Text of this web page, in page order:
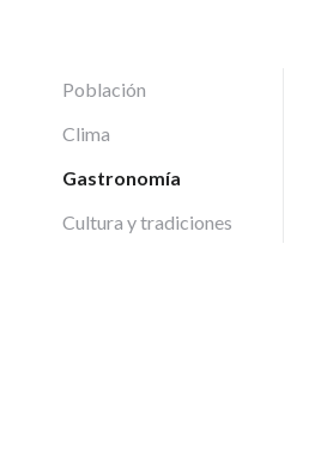
Población
Clima
Gastronomía
Cultura y tradiciones